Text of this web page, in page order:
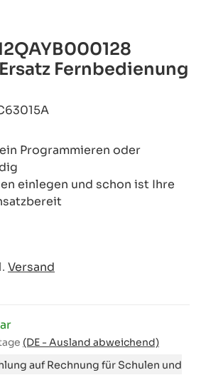
Fernbedienung
Programmieren oder
einlegen und schon ist Ihre
Versand
(DE - Ausland abweichend)
auf Rechnung für Schulen und